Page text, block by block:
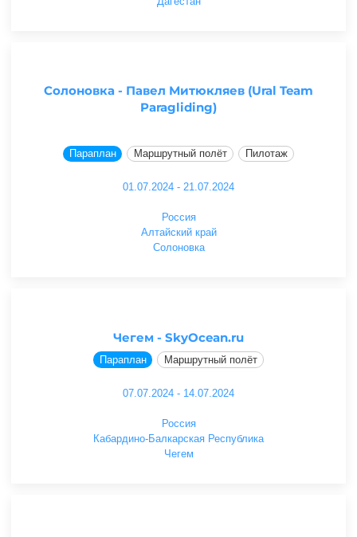
Солоновка - Павел Митюкляев (Ural Team
Paragliding)
Параплан Маршрутный полёт Пилотаж
01.07.2024 - 21.07.2024
Россия
Алтайский край
Солоновка
Чегем - SkyOcean.ru
Параплан Маршрутный полёт
07.07.2024 - 14.07.2024
Россия
Кабардино-Балкарская Республика
Чегем